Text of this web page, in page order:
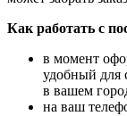
Как работать с
в момент
удобный для
в вашем
на ваш